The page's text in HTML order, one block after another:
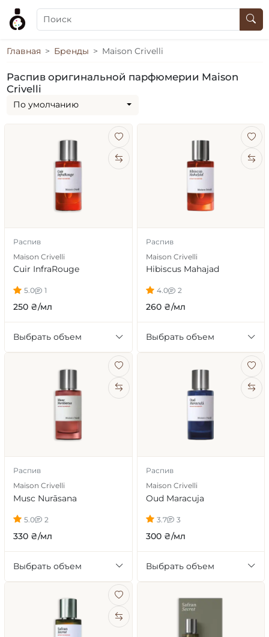
Главная Бренды Maison Crivelli
Распив оригинальной парфюмерии Maison
Crivelli
По умолчанию
Распив
Maison Crivelli
Cuir InfraRouge
5.0 1
250 ₴/мл
Выбрать объем
Распив
Maison Crivelli
Hibiscus Mahajad
4.0 2
260 ₴/мл
Выбрать объем
Распив
Maison Crivelli
Musc Nurāsana
5.0 2
330 ₴/мл
Выбрать объем
Распив
Maison Crivelli
Oud Maracuja
3.7 3
300 ₴/мл
Выбрать объем